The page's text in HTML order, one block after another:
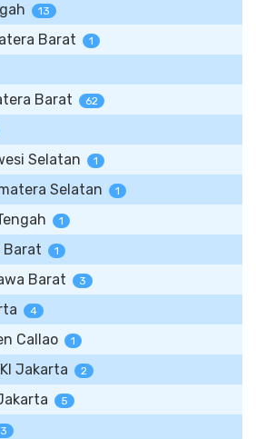
13
Barat 1
Barat 62
Selatan 1
Selatan 1
1
1
Barat 3
4
Callao 1
Jakarta 2
5
3